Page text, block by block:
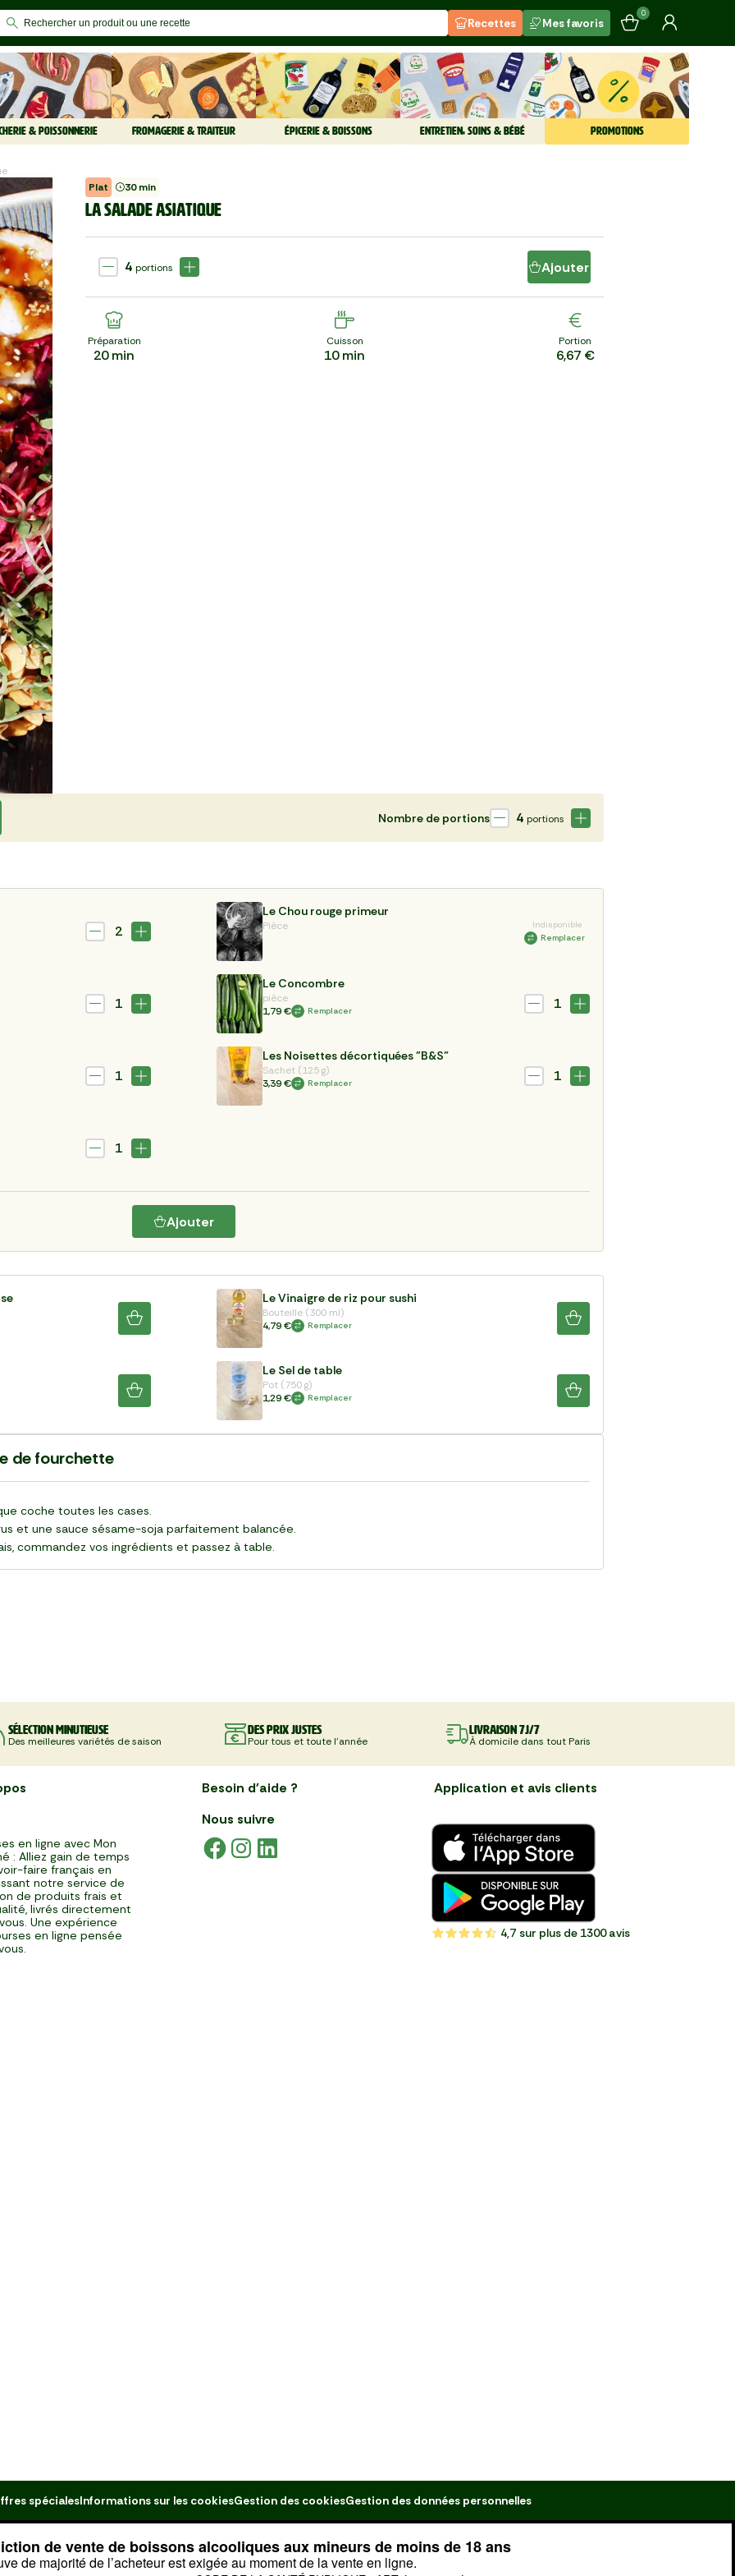
Recettes Mes favoris
0
& POISSONNERIE FROMAGERIE & TRAITEUR ÉPICERIE & BOISSONS ENTRETIEN, SOINS & BÉBÉ PROMOTIONS
Plat
30 min
LA SALADE ASIATIQUE
Préparation
20min
Cuisson
10min
Portion
6,67 €
4 portions Ajouter
Nombre de portions 4 portions
2
Le Chou rouge primeur
Pièce
Indisponible
Remplacer
1
Le Concombre
pièce
1,79 €
Remplacer 1
1
Les Noisettes décortiquées "B&S"
Sachet (125 g)
3,39 €
Remplacer 1
1
Ajouter
Le Vinaigre de riz pour sushi
Bouteille (300 ml)
4,79 €
Remplacer
Le Sel de table
Pot (750 g)
1,29 €
Remplacer
de fourchette
coche toutes les cases.
et une sauce sésame-soja parfaitement balancée.
commandez vos ingrédients et passez à table.
Sélection minutieuse
Des meilleures variétés de saison
Des prix justes
Pour tous et toute l'année
Livraison 7J/7
À domicile dans tout Paris
en ligne avec Mon
: Alliez gain de temps
faire français en
notre service de
de produits frais et
livrés directement
Une expérience
en ligne pensée
Besoin d'aide ?
Nous suivre
Application et avis clients
4,7 sur plus de 1300 avis
spécialesInformations sur les cookiesGestion des cookiesGestion des données personnelles
de vente de boissons alcooliques aux mineurs de moins de 18 ans
de majorité de l’acheteur est exigée au moment de la vente en ligne.